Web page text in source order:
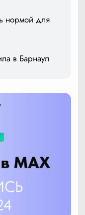
нормой для
в Барнаул